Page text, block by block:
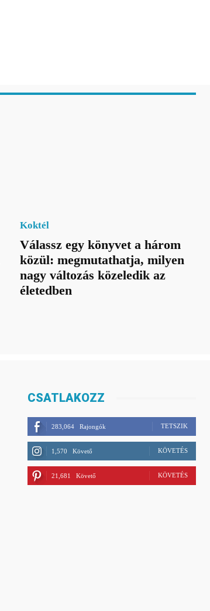
Koktél
Válassz egy könyvet a három
közül: megmutathatja, milyen
nagy változás közeledik az
életedben
CSATLAKOZZ
283,064 Rajongók TETSZIK
1,570 Követő KÖVETÉS
21,681 Követő KÖVETÉS